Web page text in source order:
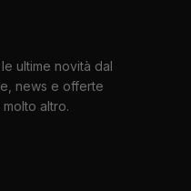
ultime novità dal
news e offerte
altro.